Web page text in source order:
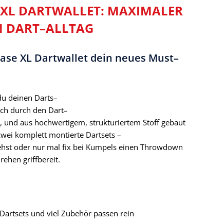
DARTWALLET: MAXIMALER
DART–ALLTAG
XL Dartwallet dein neues Must–
deinen Darts–
durch den Dart–
und aus hochwertigem, strukturiertem Stoff gebaut
komplett montierte Dartsets –
oder nur mal fix bei Kumpels einen Throwdown
griffbereit.
und viel Zubehör passen rein